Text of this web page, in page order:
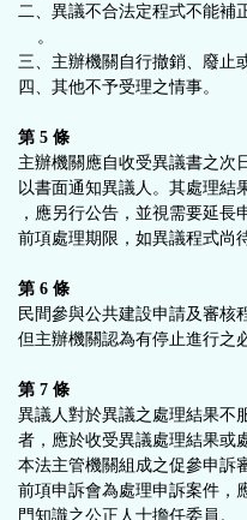
二、異議不合法定程式不能補
。
三、主辦機關自行撤銷、廢止
四、其他不予受理之情事。
第 5 條
主辦機關應自收受異議書之次
以書面通知異議人。其處理結
，應另行公告，並視需要延長
前項處理期限，如異議程式尚
第 6 條
民間參與公共建設申請及審核
但主辦機關認為有停止進行之
第 7 條
異議人對於異議之處理結果不
者，應於收受異議處理結果或
本法主管機關組成之促參申訴
前項申訴會為處理申訴案件，
門知識之公正人士擔任委員。